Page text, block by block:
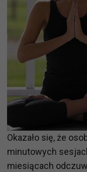
Okazało się, że
minutowych
miesiącach